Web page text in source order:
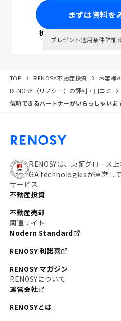
まずは資料を
初回面談で ポイ
プレゼント適用条件詳細
TOP RENOSY不動産投資
お客様
RENOSY（リノシー）の評判・口コミ
信頼できるパートナーがいらっしゃいます
RENOSYは、東証グロース
GA technologiesが運営して
サービス
不動産投資
不動産売却
関連サイト
Modern Standard
RENOSY 利諾喜
RENOSY マガジン
RENOSYについて
運営会社
RENOSYとは